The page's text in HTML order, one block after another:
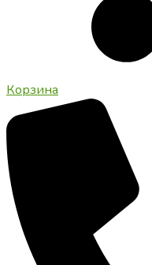
Корзина